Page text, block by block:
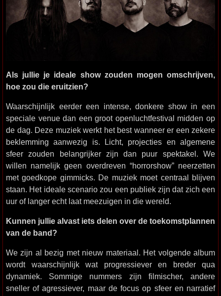
Als jullie je ideale show zouden mogen omschrijven,
hoe zou die eruitzien?
Waarschijnlijk eerder een intense, donkere show in een
speciale venue dan een groot openluchtfestival midden op
de dag. Deze muziek werkt het best wanneer er een zekere
beklemming aanwezig is. Licht, projecties en algemene
sfeer zouden belangrijker zijn dan puur spektakel. We
willen namelijk geen overdreven “horrorshow” neerzetten
met goedkope gimmicks. De muziek moet centraal blijven
staan. Het ideale scenario zou een publiek zijn dat zich een
uur of langer echt laat meezuigen in die wereld.
Kunnen jullie alvast iets delen over de toekomstplannen
van de band?
We zijn al bezig met nieuw materiaal. Het volgende album
wordt waarschijnlijk wat progressiever en breder qua
dynamiek. Sommige nummers zijn filmischer, andere
sneller of agressiever, maar de focus op sfeer en narratief